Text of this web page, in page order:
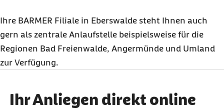
Ihre BARMER Filiale in Eberswalde steht Ihnen auch
gern als zentrale Anlaufstelle beispielsweise für die
Regionen Bad Freienwalde, Angermünde und Umland
zur Verfügung.
Ihr Anliegen direkt online